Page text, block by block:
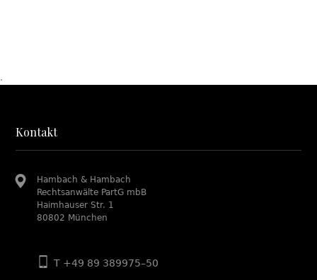
.
Kontakt
Hambach & Hambach
Rechtsanwälte PartG mbB
Haimhauser Str. 1
80802 München
T +49 89 389975–50